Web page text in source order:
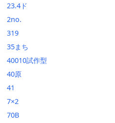
23.4ド
2no.
319
35まち
40010試作型
40原
41
7×2
70B